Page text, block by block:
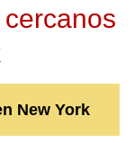
New York